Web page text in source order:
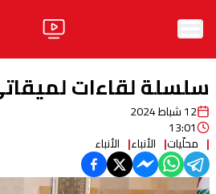
الأخبار
آراء
فيديو
سلسلة لقاءات
12 شباط 2024
13:01
محلّيات الأنباء الأنباء